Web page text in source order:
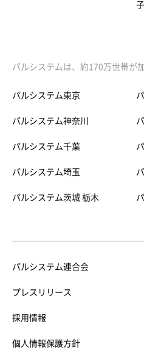
パルシステムは、約170万世帯が
パルシステム東京
パルシステム神奈川
パルシステム千葉
パルシステム埼玉
パルシステム茨城 栃木
パルシステム連合会
プレスリリース
採用情報
個人情報保護方針